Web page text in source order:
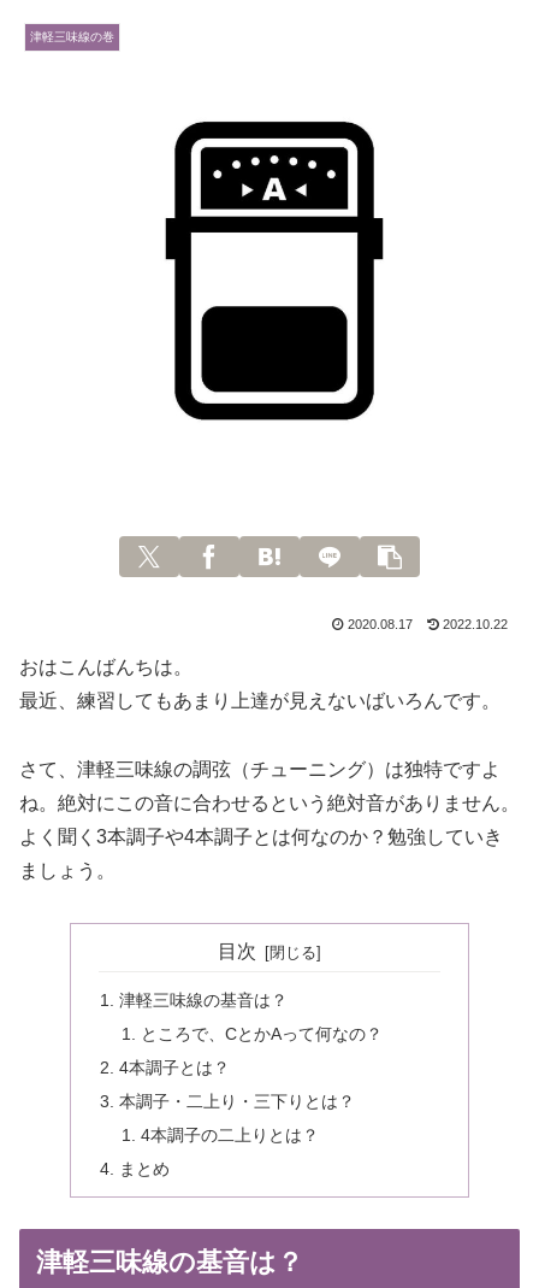
津軽三味線の巻
2020.08.17 2022.10.22
おはこんばんちは。
最近、練習してもあまり上達が見えないばいろんです。
さて、津軽三味線の調弦（チューニング）は独特ですよ
ね。絶対にこの音に合わせるという絶対音がありません。
よく聞く3本調子や4本調子とは何なのか？勉強していき
ましょう。
目次
津軽三味線の基音は？
ところで、CとかAって何なの？
4本調子とは？
本調子・二上り・三下りとは？
4本調子の二上りとは？
まとめ
津軽三味線の基音は？